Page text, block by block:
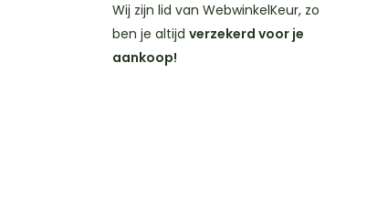
Wij zijn lid van WebwinkelKeur, zo
ben je altijd verzekerd voor je
aankoop!